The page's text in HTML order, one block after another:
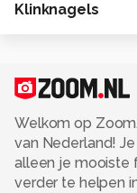
Klinknagels
Welkom op
van Nederland!
alleen je mooiste
verder te helpen